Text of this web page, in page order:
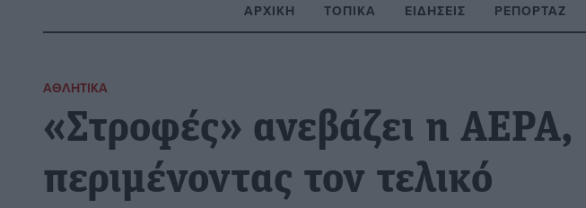
ΑΡΧΙΚΉ ΤΟΠΙΚΆ ΕΙΔΉΣΕΙΣ ΡΕΠΟΡΤΆΖ
ΑΘΛΗΤΙΚΆ
«Στροφές» ανεβάζει η ΑΕΡΑ,
περιμένοντας τον τελικό